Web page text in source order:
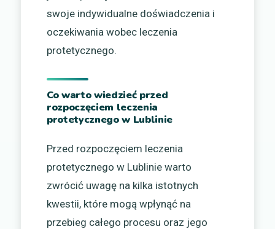
swoje indywidualne doświadczenia i
oczekiwania wobec leczenia
protetycznego.
Co warto wiedzieć przed
rozpoczęciem leczenia
protetycznego w Lublinie
Przed rozpoczęciem leczenia
protetycznego w Lublinie warto
zwrócić uwagę na kilka istotnych
kwestii, które mogą wpłynąć na
przebieg całego procesu oraz jego